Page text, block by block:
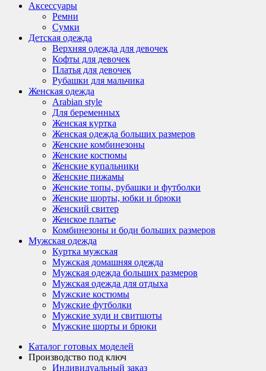
Аксессуары
Ремни
Сумки
Детская одежда
Верхняя одежда для девочек
Кофты для девочек
Платья для девочек
Рубашки для мальчика
Женская одежда
Arabian style
Для беременных
Женская куртка
Женская одежда больших размеров
Женские комбинезоны
Женские костюмы
Женские купальники
Женские пижамы
Женские топы, рубашки и футболки
Женские шорты, юбки и брюки
Женский свитер
Женское платье
Комбинезоны и боди больших размеров
Мужская одежда
Куртка мужская
Мужская домашняя одежда
Мужская одежда больших размеров
Мужская одежда для отдыха
Мужские костюмы
Мужские футболки
Мужские худи и свитшоты
Мужские шорты и брюки
Каталог готовых моделей
Производство под ключ
Индивидуальный заказ